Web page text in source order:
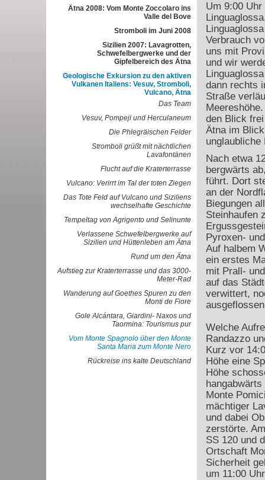
Ätna 2008: Vom Monte Zoccolaro ins
Valle del Bove
Stromboli im Juni 2008
Sizilien 2007: Lavagrotten,
Schwefelbergwerke und der
Gipfelbereich des Ätna
Geologische Exkursion zu den aktiven
Vulkanen Italiens: Vesuv, Stromboli,
Vulcano, Ätna
Das Team
Vesuv, Pompeji und Herculaneum
Die Phlegräischen Felder
Stromboli grüßt mit nächtlichen
Lavafontänen
Flucht auf die Kraterterrasse
Vulcano: Verirrt im Tal der toten Ziegen
Das Tote Feld auf Vulcano und Siziliens
wechselhafte Geschichte
Tempeltag von Agrigento und Selinunte
Verlassene Schwefelbergwerke auf
Sizilien und Hüttenleben am Ätna
Rund um den Ätna
Aufstieg zur Kraterterrasse und das 3000-
Meter-Rad
Wanderung auf Goethes Spuren zu den
Monti de Fiore
Gole Alcántara, Giardini- Naxos und
Taormina: Tourismus pur
Vom Monte Spagnolo über den Monte
Santa Maria zum Monte Nero
Rückreise ins kalte Deutschland
Um 9:00
Verbrauch
uns mit
und wir
dann rechts
Straße
den Blick
Ätna im
unglaubliche
Nach etwa
bergwärts
führt. Dort
an der
Biegungen
Steinhaufen
Pyroxen-
Auf halbem
ein erstes
mit Prall-
auf das
verwittert,
Welche
Randazzo
Kurz vor
Höhe eine
Höhe
Monte
mächtiger
und dabei
zerstörte.
SS 120 und
Ortschaft
Sicherheit
um 11:00